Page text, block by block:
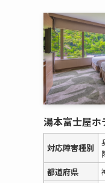
湯本富士屋ホ
対応障害種別
都道府県